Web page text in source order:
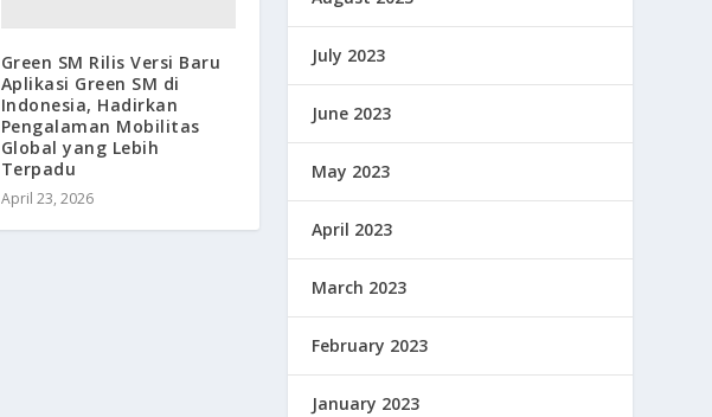
Green SM Rilis Versi Baru
Aplikasi Green SM di
Indonesia, Hadirkan
Pengalaman Mobilitas
Global yang Lebih
Terpadu
April 23, 2026
July 2023
June 2023
May 2023
April 2023
March 2023
February 2023
January 2023